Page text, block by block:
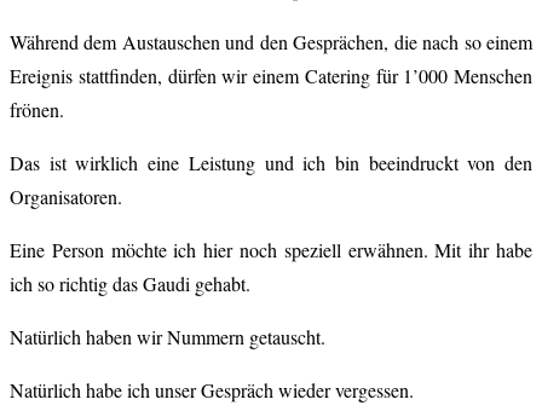
Während dem Austauschen und den Gesprächen, die nach so einem
Ereignis stattfinden, dürfen wir einem Catering für 1’000 Menschen
frönen.
Das ist wirklich eine Leistung und ich bin beeindruckt von den
Organisatoren.
Eine Person möchte ich hier noch speziell erwähnen. Mit ihr habe
ich so richtig das Gaudi gehabt.
Natürlich haben wir Nummern getauscht.
Natürlich habe ich unser Gespräch wieder vergessen.